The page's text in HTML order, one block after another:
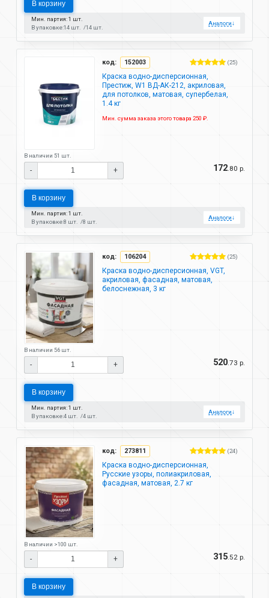
В корзину
Мин. партия: 1 шт.
В упаковке:14 шт. 14 шт.
Аналоги↓
код: 152003 (25)
Краска водно-дисперсионная,
Престиж, W1 ВД-АК-212, акриловая,
для потолков, матовая, супербелая,
1.4 кг
Мин. сумма заказа этого товара 250 ₽.
В наличии 51 шт.
- + 172.80 р.
В корзину
Мин. партия: 1 шт.
В упаковке:8 шт. 8 шт.
Аналоги↓
код: 106204 (25)
Краска водно-дисперсионная, VGT,
акриловая, фасадная, матовая,
белоснежная, 3 кг
В наличии 56 шт.
- + 520.73 р.
В корзину
Мин. партия: 1 шт.
В упаковке:4 шт. 4 шт.
Аналоги↓
код: 273811 (24)
Краска водно-дисперсионная,
Русские узоры, полиакриловая,
фасадная, матовая, 2.7 кг
В наличии >100 шт.
- + 315.52 р.
В корзину